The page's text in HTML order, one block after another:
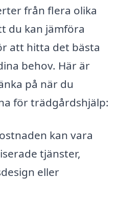
från flera olika
du kan jämföra
att hitta det bästa
behov. Här är
på när du
för trädgårdshjälp:
kan vara
tjänster,
eller